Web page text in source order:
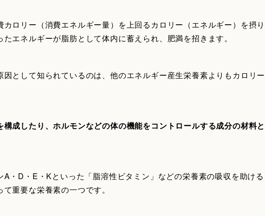
ロリー（消費エネルギー量）を上回るカロリー（エネルギー）を摂り
エネルギーが脂肪として体内に蓄えられ、肥満を招きます。
因として知られているのは、他のエネルギー産生栄養素よりもカロリー
構成したり、ホルモンなどの体の機能をコントロールする成分の材料と
A・D・E・Kといった「脂溶性ビタミン」などの栄養素の吸収を助ける
重要な栄養素の一つです。